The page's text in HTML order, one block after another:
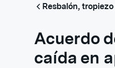
Resbalón,
Acuerdo
caída en